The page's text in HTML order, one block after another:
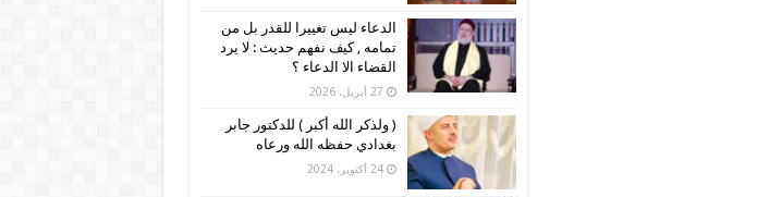
الدعاء ليس تغييرا للقدر بل من
تمامه , كيف نفهم حديث : لا يرد
القضاء الا الدعاء ؟
27 أبريل، 2026
( ولذكر الله أكبر ) للدكتور جابر
بغدادي حفظه الله ورعاه
24 أكتوبر، 2024